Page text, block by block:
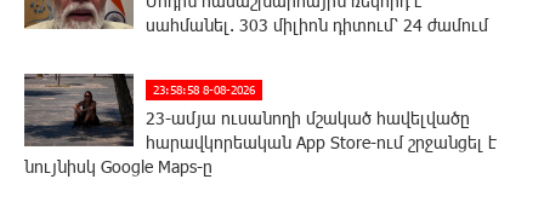
սահմանել. 303 միլիոն դիտում՝ 24 ժամում
23:58:58 8-08-2026
23-ամյա ուսանողի մշակած հավելվածը
հարավկորեական App Store-ում շրջանցել է
նույնիսկ Google Maps-ը